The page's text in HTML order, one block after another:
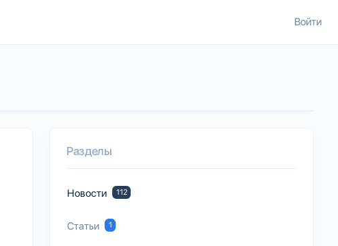
Войти
Разделы
Новости 112
Статьи 1